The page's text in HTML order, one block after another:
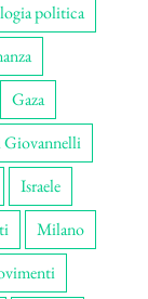
politica
Gaza
Israele
Milano